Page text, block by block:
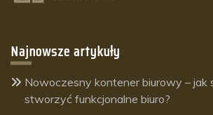
Najnowsze artykuły
Nowoczesny kontener biurowy – jak
stworzyć funkcjonalne biuro?